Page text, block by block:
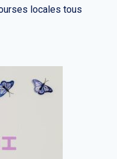
locales tous